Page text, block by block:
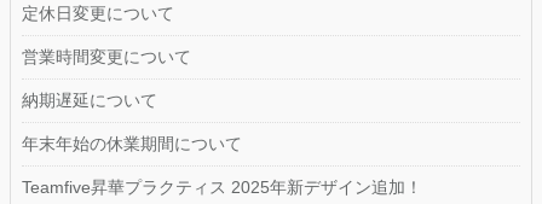
定休日変更について
営業時間変更について
納期遅延について
年末年始の休業期間について
Teamfive昇華プラクティス 2025年新デザイン追加！